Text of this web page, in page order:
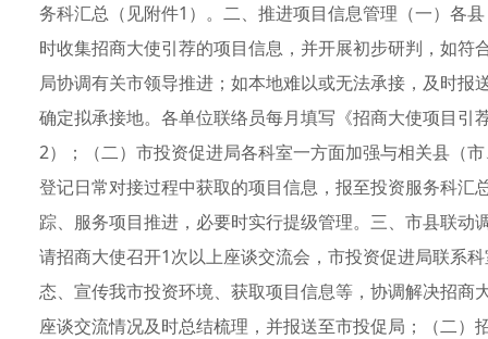
务科汇总（见附件1）。二、推进项目信息管理（一）各
时收集招商大使引荐的项目信息，并开展初步研判，如
局协调有关市领导推进；如本地难以或无法承接，及时
确定拟承接地。各单位联络员每月填写《招商大使项目
2）；（二）市投资促进局各科室一方面加强与相关县（
登记日常对接过程中获取的项目信息，报至投资服务科
踪、服务项目推进，必要时实行提级管理。三、市县联
请招商大使召开1次以上座谈交流会，市投资促进局联系
态、宣传我市投资环境、获取项目信息等，协调解决招
座谈交流情况及时总结梳理，并报送至市投促局；（二